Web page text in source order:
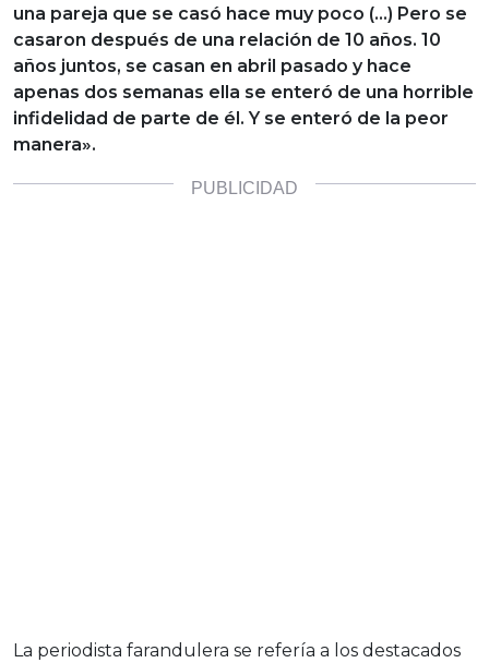
una pareja que se casó hace muy poco (…) Pero se
casaron después de una relación de 10 años. 10
años juntos, se casan en abril pasado y hace
apenas dos semanas ella se enteró de una horrible
infidelidad de parte de él. Y se enteró de la peor
manera».
La periodista farandulera se refería a los destacados